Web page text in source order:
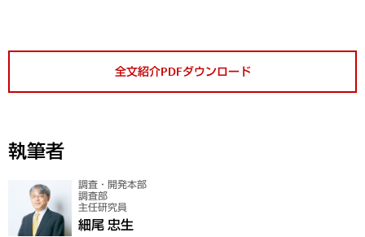
全文紹介PDFダウンロード
執筆者
調査・開発本部
調査部
主任研究員
細尾 忠生